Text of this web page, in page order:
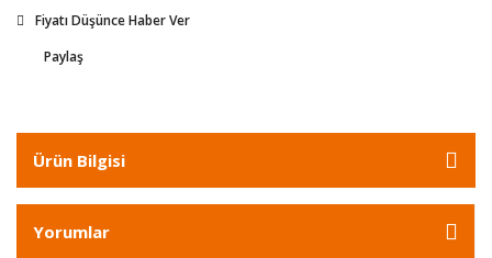
Fiyatı Düşünce Haber Ver
Paylaş
Ürün Bilgisi
Yorumlar